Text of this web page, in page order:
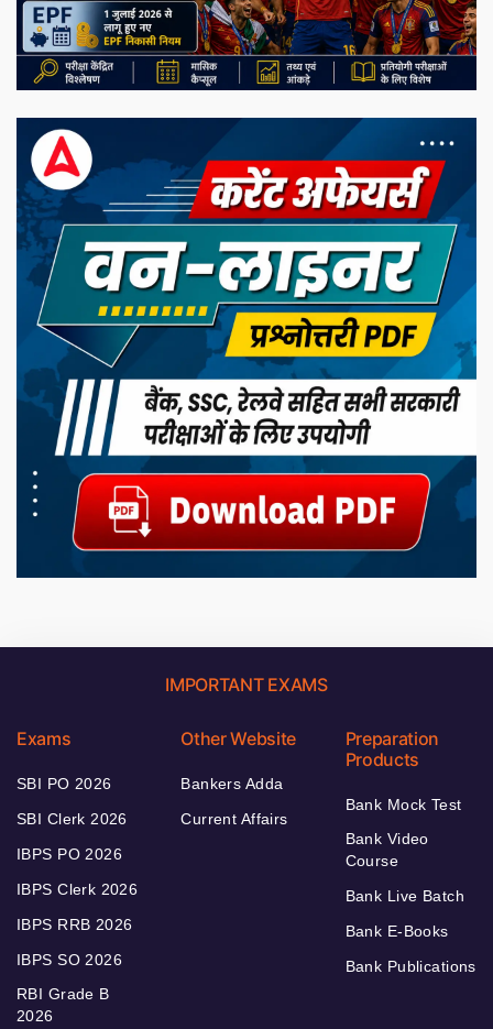
IMPORTANT EXAMS
Exams
SBI PO 2026
SBI Clerk 2026
IBPS PO 2026
IBPS Clerk 2026
IBPS RRB 2026
IBPS SO 2026
RBI Grade B
2026
Other Website
Bankers Adda
Current Affairs
Preparation
Products
Bank Mock Test
Bank Video
Course
Bank Live Batch
Bank E-Books
Bank Publications